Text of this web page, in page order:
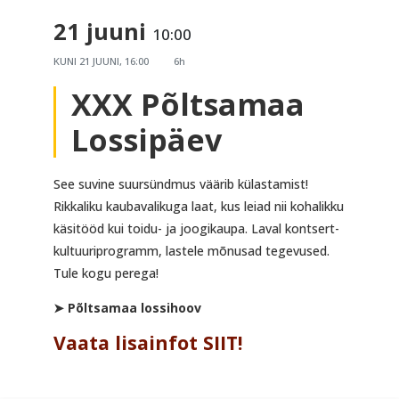
21 juuni 10:00
KUNI 21 JUUNI, 16:00 6h
XXX Põltsamaa
Lossipäev
See suvine suursündmus väärib külastamist!
Rikkaliku kaubavalikuga laat, kus leiad nii kohalikku
käsitööd kui toidu- ja joogikaupa. Laval kontsert-
kultuuriprogramm, lastele mõnusad tegevused.
Tule kogu perega!
➤ Põltsamaa lossihoov
Vaata lisainfot SIIT!